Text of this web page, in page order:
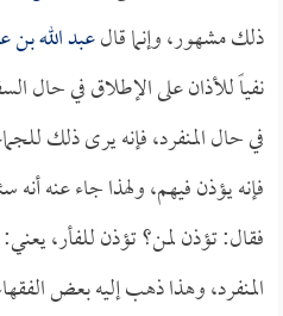
ذلك مشهور، وإنما قالعبد الله بن
نفياً للأذان على الإطلاق في حال
في حال المنفرد، فإنه يرى ذلك
فإنه يؤذن فيهم، ولهذا جاء عنه أنه
فقال: تؤذن لمن؟ تؤذن للفأر،
المنفرد، وهذا ذهب إليه بعض